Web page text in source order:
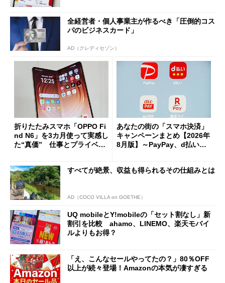
全経営者・個人事業主が作るべき「圧倒的コス
パのビジネスカード」
AD（クレディセゾン）
折りたたみスマホ「OPPO Fi
nd N6」を3カ月使って実感し
た“真価” 仕事とプライベー
あなたの街の「スマホ決済」
キャンペーンまとめ【2026年
8月版】～PayPay、d払い、a
すべてが絶景、収益も得られるその仕組みとは
AD（COCO VILLA on GOETHE）
UQ mobileとY!mobileの「セット割なし」新
割引を比較 ahamo、LINEMO、楽天モバイ
ルよりもお得？
「え、こんなセールやってたの？」80％OFF
以上が続々登場！Amazonの本気が凄すぎる